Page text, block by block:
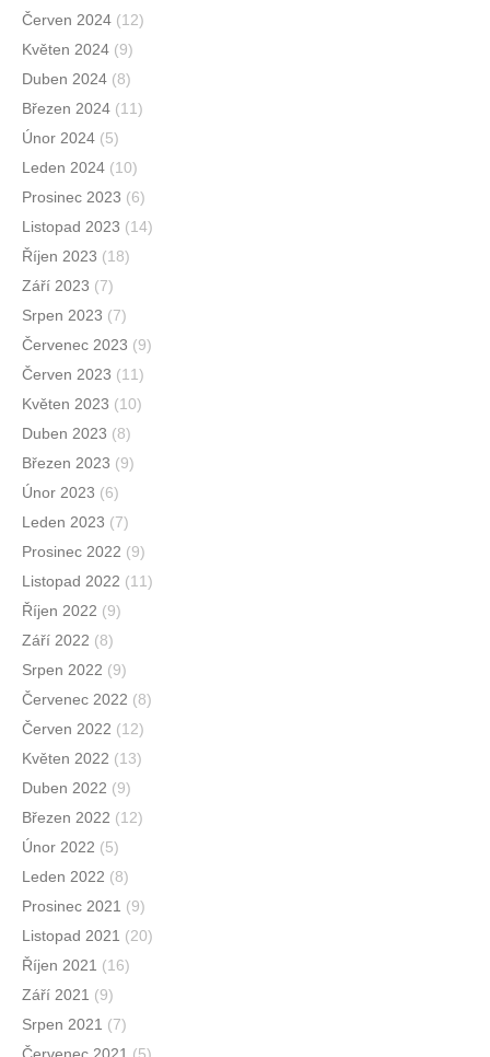
Červen 2024 (12)
Květen 2024 (9)
Duben 2024 (8)
Březen 2024 (11)
Únor 2024 (5)
Leden 2024 (10)
Prosinec 2023 (6)
Listopad 2023 (14)
Říjen 2023 (18)
Září 2023 (7)
Srpen 2023 (7)
Červenec 2023 (9)
Červen 2023 (11)
Květen 2023 (10)
Duben 2023 (8)
Březen 2023 (9)
Únor 2023 (6)
Leden 2023 (7)
Prosinec 2022 (9)
Listopad 2022 (11)
Říjen 2022 (9)
Září 2022 (8)
Srpen 2022 (9)
Červenec 2022 (8)
Červen 2022 (12)
Květen 2022 (13)
Duben 2022 (9)
Březen 2022 (12)
Únor 2022 (5)
Leden 2022 (8)
Prosinec 2021 (9)
Listopad 2021 (20)
Říjen 2021 (16)
Září 2021 (9)
Srpen 2021 (7)